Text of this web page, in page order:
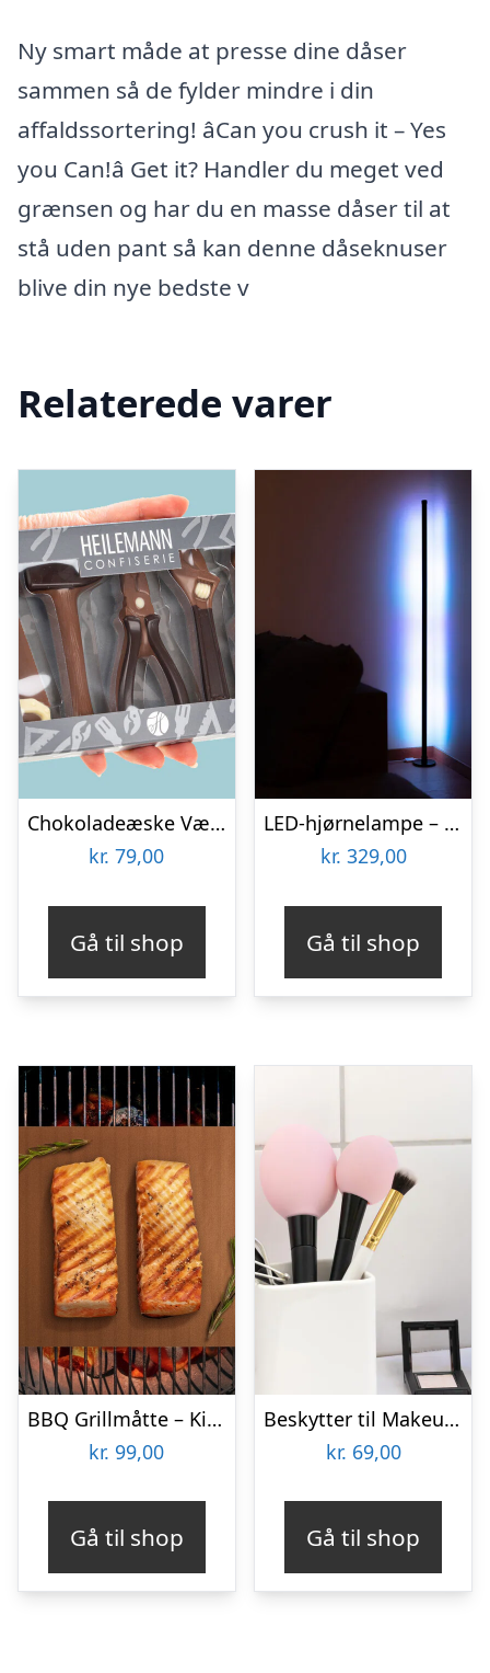
Ny smart måde at presse dine dåser
sammen så de fylder mindre i din
affaldssortering! âCan you crush it – Yes
you Can!â Get it? Handler du meget ved
grænsen og har du en masse dåser til at
stå uden pant så kan denne dåseknuser
blive din nye bedste v
Relaterede varer
Chokoladeæske Værktøj
kr. 79,00
Gå til shop
LED-hjørnelampe – Vooni
kr. 329,00
Gå til shop
BBQ Grillmåtte – KitchPro
kr. 99,00
Gå til shop
Beskytter til Makeupbørster 3-pak
kr. 69,00
Gå til shop